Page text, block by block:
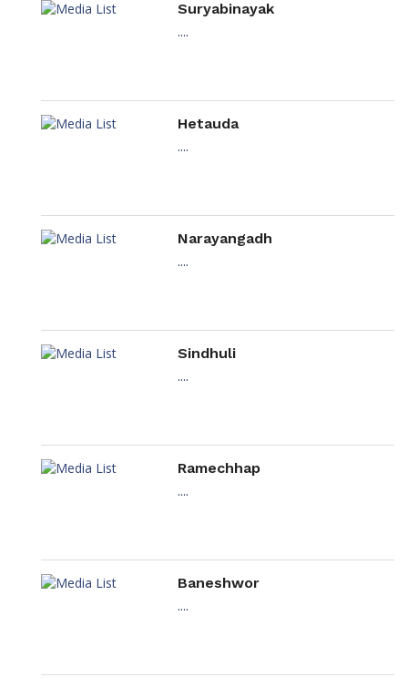
Suryabinayak
....
Hetauda
....
Narayangadh
....
Sindhuli
....
Ramechhap
....
Baneshwor
....